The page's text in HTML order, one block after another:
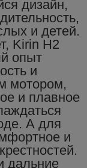
дизайн,
и детей.
Kirin H2
опыт
и
мотором,
и плавное
А для
и
дальние